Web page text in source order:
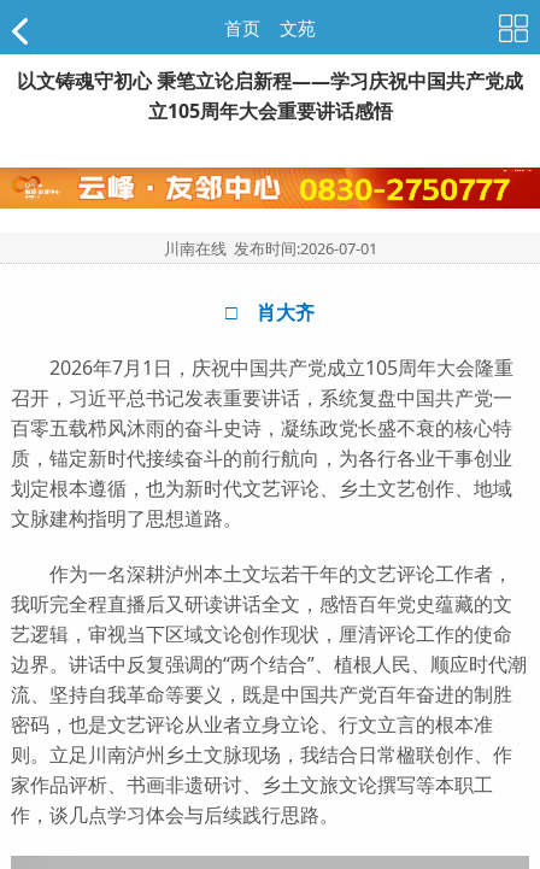
首页 文苑
以文铸魂守初心 秉笔立论启新程——学习庆祝中国共产党成
立105周年大会重要讲话感悟
川南在线 发布时间:2026-07-01
□ 肖大齐
2026年7月1日，庆祝中国共产党成立105周年大会隆重
召开，习近平总书记发表重要讲话，系统复盘中国共产党一
百零五载栉风沐雨的奋斗史诗，凝练政党长盛不衰的核心特
质，锚定新时代接续奋斗的前行航向，为各行各业干事创业
划定根本遵循，也为新时代文艺评论、乡土文艺创作、地域
文脉建构指明了思想道路。
作为一名深耕泸州本土文坛若干年的文艺评论工作者，
我听完全程直播后又研读讲话全文，感悟百年党史蕴藏的文
艺逻辑，审视当下区域文论创作现状，厘清评论工作的使命
边界。讲话中反复强调的“两个结合”、植根人民、顺应时代潮
流、坚持自我革命等要义，既是中国共产党百年奋进的制胜
密码，也是文艺评论从业者立身立论、行文立言的根本准
则。立足川南泸州乡土文脉现场，我结合日常楹联创作、作
家作品评析、书画非遗研讨、乡土文旅文论撰写等本职工
作，谈几点学习体会与后续践行思路。